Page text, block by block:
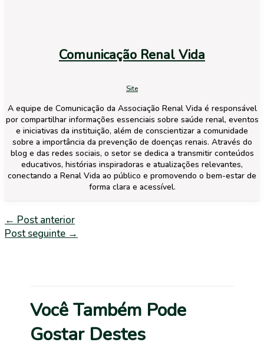
Comunicação Renal Vida
Site
A equipe de Comunicação da Associação Renal Vida é responsável
por compartilhar informações essenciais sobre saúde renal, eventos
e iniciativas da instituição, além de conscientizar a comunidade
sobre a importância da prevenção de doenças renais. Através do
blog e das redes sociais, o setor se dedica a transmitir conteúdos
educativos, histórias inspiradoras e atualizações relevantes,
conectando a Renal Vida ao público e promovendo o bem-estar de
forma clara e acessível.
← Post anterior
Post seguinte →
Você Também Pode
Gostar Destes